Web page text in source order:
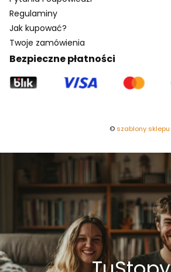
Regulaminy
Jak kupować?
Twoje zamówienia
Bezpieczne płatności
©szablony sklepu